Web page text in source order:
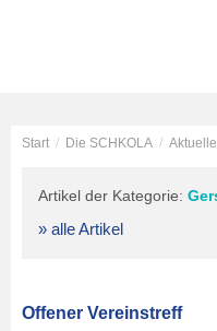
Start / Die SCHKOLA /
Artikel der Kategorie:
» alle Artikel
Offener Vereinstreff